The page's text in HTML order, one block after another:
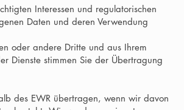
Interessen und regulatorischen
Daten und deren Verwendung
oder andere Dritte und aus Ihrem
Dienste stimmen Sie der Übertragung
des EWR übertragen, wenn wir davon